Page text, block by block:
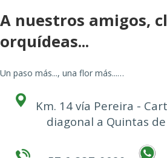
A nuestros amigos,
orquídeas...
Un paso más..., una flor más...…
Km. 14 vía Pereira -
diagonal a Quintas